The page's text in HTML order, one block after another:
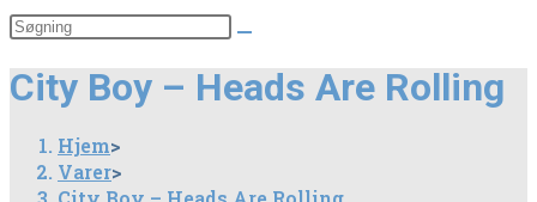
City Boy – Heads Are Rolling
Hjem>
Varer>